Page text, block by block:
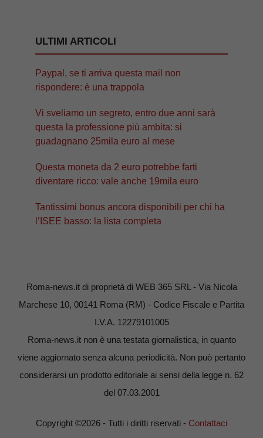
ULTIMI ARTICOLI
Paypal, se ti arriva questa mail non
rispondere: è una trappola
Vi sveliamo un segreto, entro due anni sarà
questa la professione più ambita: si
guadagnano 25mila euro al mese
Questa moneta da 2 euro potrebbe farti
diventare ricco: vale anche 19mila euro
Tantissimi bonus ancora disponibili per chi ha
l’ISEE basso: la lista completa
Roma-news.it di proprietà di WEB 365 SRL - Via Nicola
Marchese 10, 00141 Roma (RM) - Codice Fiscale e Partita
I.V.A. 12279101005
Roma-news.it non è una testata giornalistica, in quanto
viene aggiornato senza alcuna periodicità. Non può pertanto
considerarsi un prodotto editoriale ai sensi della legge n. 62
del 07.03.2001
Copyright ©2026 - Tutti i diritti riservati - Contattaci